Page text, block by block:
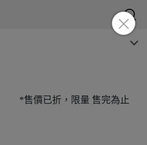
*售價已折，限量 售完為止